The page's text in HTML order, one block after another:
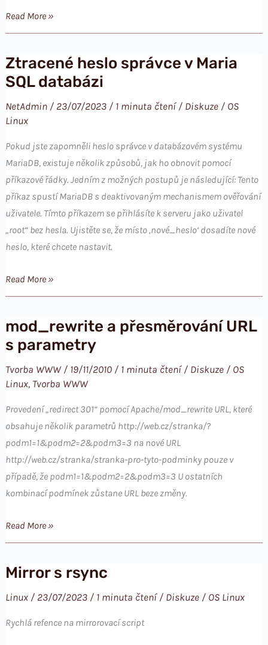
Linux
a
dynamického
swap
pro
výkonu
Read More »
Ztracené heslo správce v Maria
SQL databázi
NetAdmin / 23/07/2023 / 1 minuta čtení/ Diskuze / OS
Linux
Pokud jste zapomněli heslo správce v databázovém systému
MariaDB, existuje několik způsobů, jak ho obnovit pomocí
příkazové řádky. Jedním z možných postupů je následující: Tento
příkaz spustí MariaDB s deaktivovaným mechanismem ověřování
uživatele. Tímto příkazem se přihlásíte k serveru jako uživatel
„root“ bez hesla. Ujistěte se, že místo ‚nové_heslo‘ dosadíte nové
heslo, které chcete nastavit.
Ztracené
heslo
v
Maria
databázi
Read More »
mod_rewrite a přesměrování URL
s parametry
Tvorba WWW/ 19/11/2010 / 1 minuta čtení/ Diskuze / OS
Linux, Tvorba WWW
Provedení „redirect 301“ pomocí Apache/mod_rewrite URL, které
obsahuje několik parametrů http://web.cz/stranka/?
podm1=1&podm2=2&podm3=3 na nové URL
http://web.cz/stranka/stranka-pro-tyto-podminky pouze v
případě, že podm1=1&podm2=2&podm3=3 U ostatních
kombinací podmínek zůstane URL beze změny.
mod_rewrite
a
URL
s
Read More »
Mirror s rsync
Linux / 23/07/2023 / 1 minuta čtení/ Diskuze / OS Linux
Rychlá refence na mirrorovací script